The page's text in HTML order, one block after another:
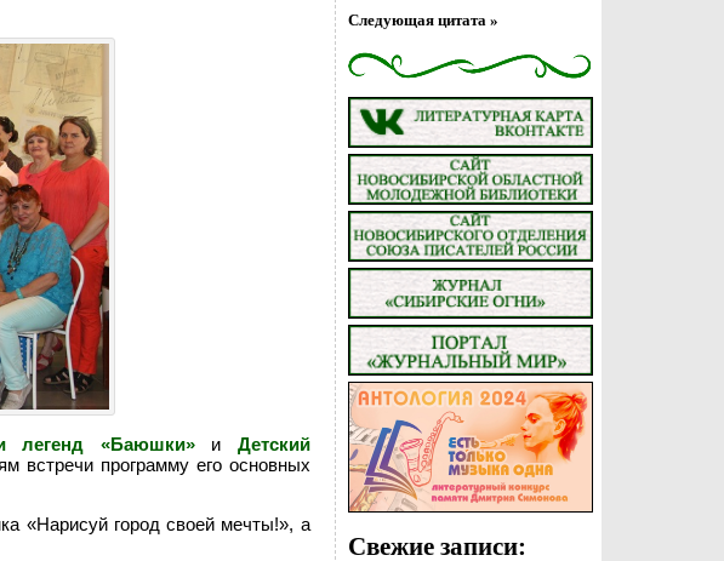
легенд «Баюшки»и Детский
встречи программу его основных
«Нарисуй город своей мечты!», а
Следующая цитата »
Свежие записи: